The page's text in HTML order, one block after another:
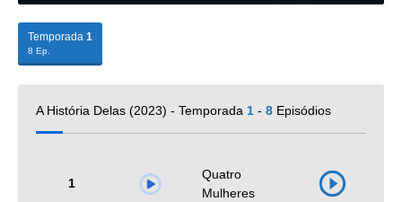
Temporada1
8 Ep.
A História Delas (2023) - Temporada 1 - 8 Episódios
1
Quatro
Mulheres